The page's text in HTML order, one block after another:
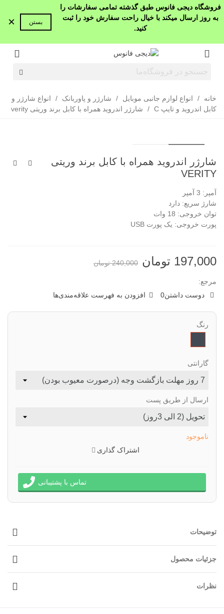
فروشگاه دیجی فانوس طبق گذشته تمامی سفارشات را
به روز ارسال میکند با خیال راحت سفارش خود را ثبت
کنید.
بستن ×
خانه / انواع لوازم جانبی موبایل / شارژر و پاوربانک /
انواع شارژر و
کابل اندروید و تایپ C
/ شارژر اندروید همراه با کابل برند وریتی verity
شارژر اندروید همراه با کابل برند وریتی
VERITY
آمپر: 3 آمپر
شارژ سریع: دارد
توان خروجی: 18 وات
پورت خروجی: یک پورت USB
197,000 تومان 240,000 تومان
مرجع:
دوست داشتن0 افزودن به فهرست علاقه‌مندی‌ها
رنگ
گارانتی
ارسال از طریق پست
ناموجود
اشتراک گذاری
تماس با پشتیبانی
توضیحات
جزئیات محصول
نظرات